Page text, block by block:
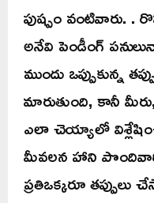
పుష్పం
అనేవి పెండీంగ్
ముందు ఒప్పుకున్న
మారుతుంది, కానీ
ఎలా చెయ్యాలో
మీవలన హాని
ప్రతిఒక్కరూ తప్పులు